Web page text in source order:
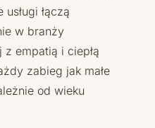
łączą
w branży
empatią i ciepłą
zabieg jak małe
od wieku